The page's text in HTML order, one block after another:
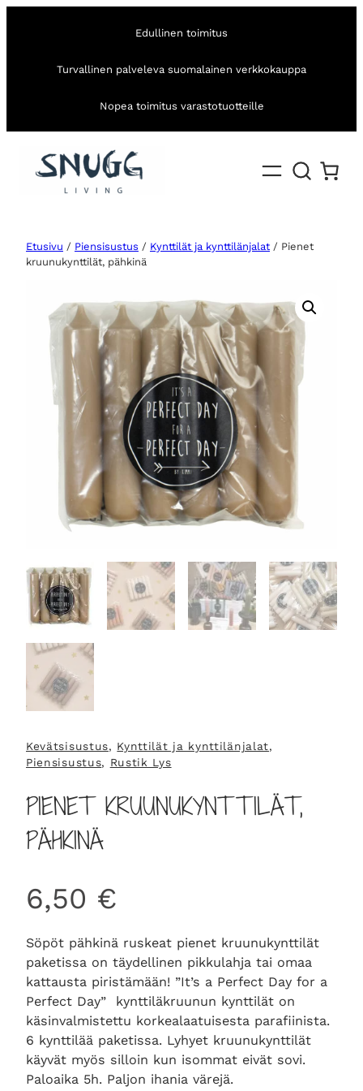
Edullinen toimitus
Turvallinen palveleva suomalainen verkkokauppa
Nopea toimitus varastotuotteille
Etusivu / Piensisustus / Kynttilät ja kynttilänjalat / Pienet
kruunukynttilät, pähkinä
Kevätsisustus, Kynttilät ja kynttilänjalat
Piensisustus, Rustik Lys
PIENET KRUUNUKYNTTILÄT,
PÄHKINÄ
6,50 €
Söpöt pähkinä ruskeat pienet kruunukynttilät
paketissa on täydellinen pikkulahja tai omaa
kattausta piristämään! ”It’s a Perfect Day for a
Perfect Day” kynttiläkruunun kynttilät on
käsinvalmistettu korkealaatuisesta parafiinista.
6 kynttilää paketissa. Lyhyet kruunukynttilät
käyvät myös silloin kun isommat eivät sovi.
Paloaika 5h. Paljon ihania värejä.